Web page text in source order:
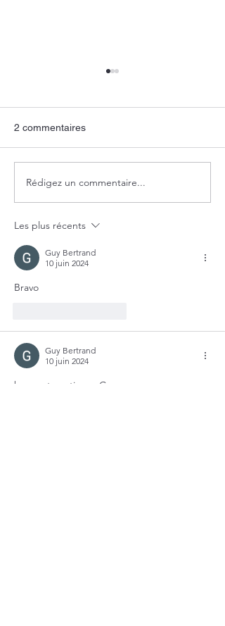
2 commentaires
Rédigez un commentaire...
Les plus récents
Guy Bertrand
10 juin 2024
Bravo
Guy Bertrand
10 juin 2024
bravo et continuez Guy